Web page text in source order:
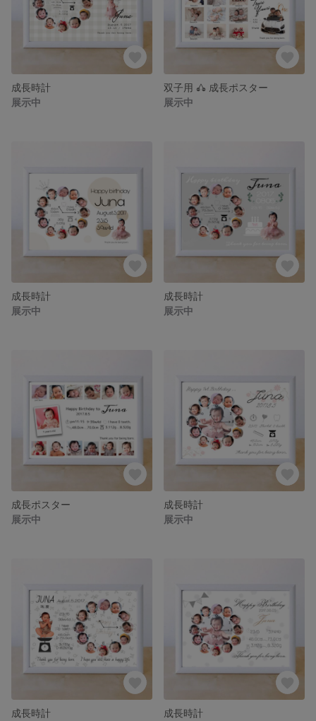
成長時計
展示中
双子用 𖦊 成長ポスター
展示中
成長時計
展示中
成長時計
展示中
成長ポスター
展示中
成長時計
展示中
成長時計
成長時計